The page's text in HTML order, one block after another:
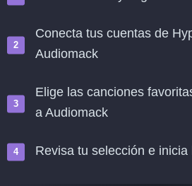
Conecta tus cuentas de
Audiomack
Elige las canciones
a Audiomack
Revisa tu selección e